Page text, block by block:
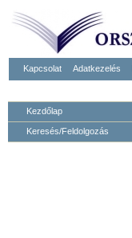
Kapcsolat Adatkezelés
Kezdőlap
Keresés/Feldolgozás